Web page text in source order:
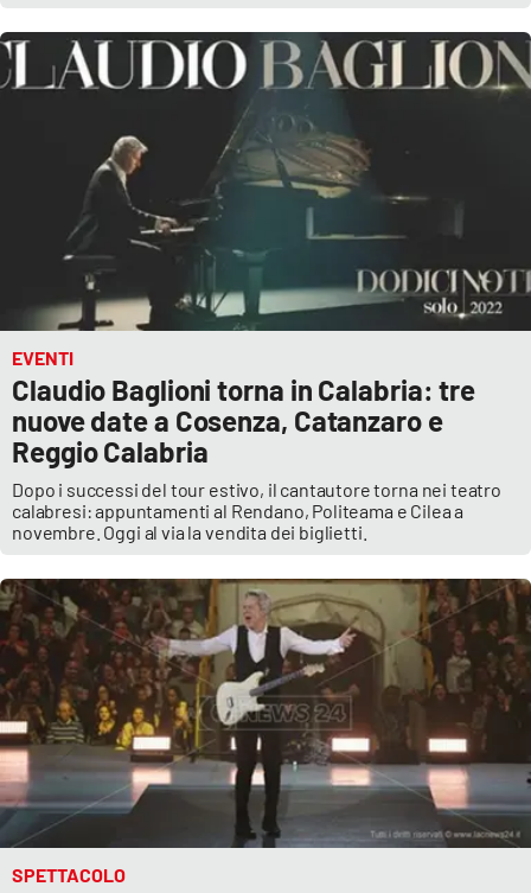
EVENTI
Claudio Baglioni torna in Calabria: tre
nuove date a Cosenza, Catanzaro e
Reggio Calabria
Dopo i successi del tour estivo, il cantautore torna nei teatro
calabresi: appuntamenti al Rendano, Politeama e Cilea a
novembre. Oggi al via la vendita dei biglietti.
SPETTACOLO